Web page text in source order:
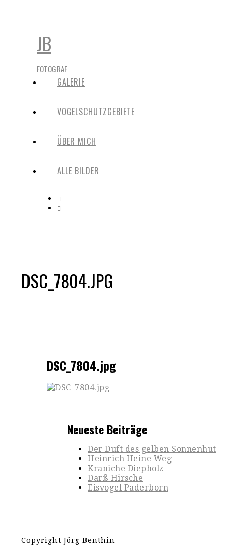
JB
FOTOGRAF
GALERIE
VOGELSCHUTZGEBIETE
ÜBER MICH
ALLE BILDER
DSC_7804.JPG
DSC_7804.jpg
Neueste Beiträge
Der Duft des gelben Sonnenhut
Heinrich Heine Weg
Kraniche Diepholz
Darß Hirsche
Eisvogel Paderborn
Copyright Jörg Benthin